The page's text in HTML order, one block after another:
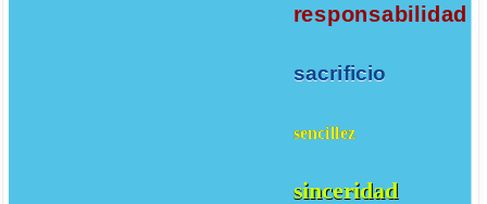
responsabilidad
sacrificio
sencillez
sinceridad